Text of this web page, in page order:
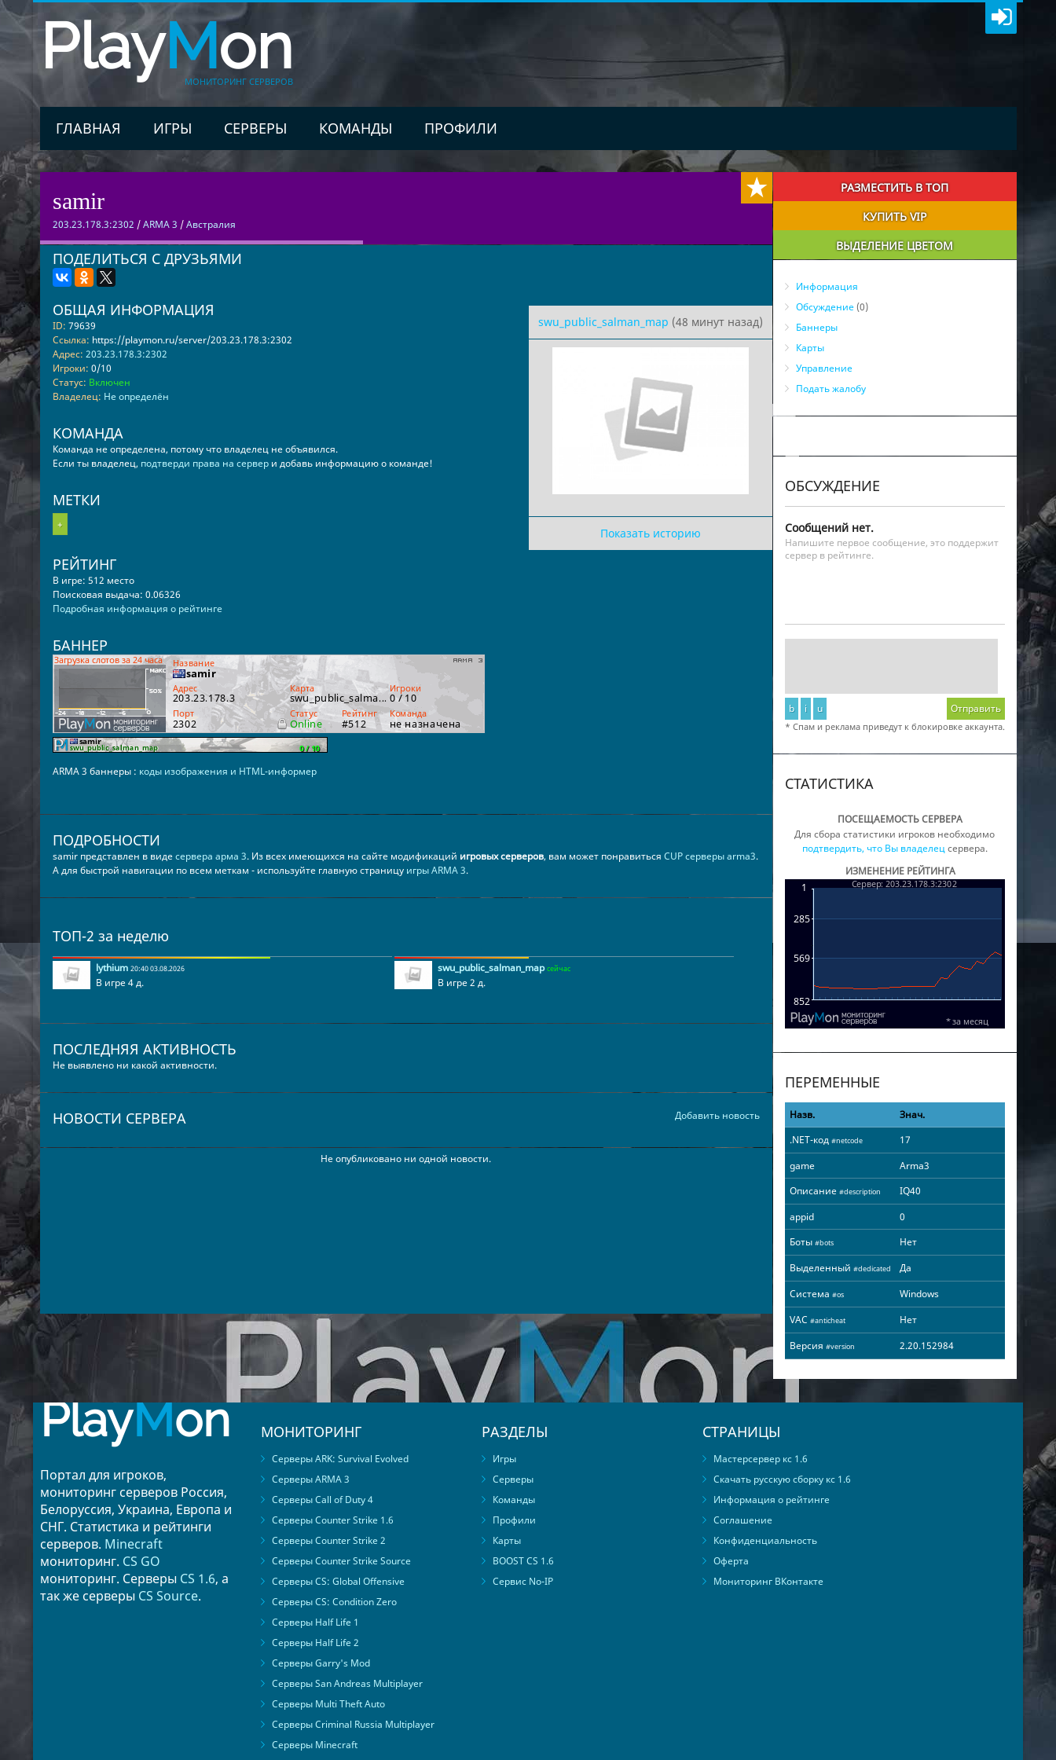
PlayMon
МОНИТОРИНГ СЕРВЕРОВ
ГЛАВНАЯ ИГРЫ СЕРВЕРЫ КОМАНДЫ ПРОФИЛИ
samir
203.23.178.3:2302 /ARMA 3 /Австралия
ПОДЕЛИТЬСЯ С ДРУЗЬЯМИ
swu_public_salman_map (48 минут назад)
Показать историю
ОБЩАЯ ИНФОРМАЦИЯ
ID: 79639
Ссылка: https://playmon.ru/server/203.23.178.3:2302
Адрес: 203.23.178.3:2302
Игроки: 0/10
Статус: Включен
Владелец: Не определён
КОМАНДА
Команда не определена, потому что владелец не объявился.
Если ты владелец, подтверди права на сервери добавь информацию о команде!
МЕТКИ
+
РЕЙТИНГ
В игре: 512 место
Поисковая выдача: 0.06326
Подробная информация о рейтинге
БАННЕР
ARMA 3 баннеры : коды изображения и HTML-информер
ПОДРОБНОСТИ
samir представлен в видесервера арма 3. Из всех имеющихся на сайте модификаций игровых серверов, вам может понравиться CUP серверы arma3.
А для быстрой навигации по всем меткам - используйте главную страницу игры ARMA 3.
ТОП-2 за неделю
lythium 20:40 03.08.2026
В игре 4 д.
swu_public_salman_map сейчас
В игре 2 д.
ПОСЛЕДНЯЯ АКТИВНОСТЬ
Не выявлено ни какой активности.
Добавить новость
НОВОСТИ СЕРВЕРА
Не опубликовано ни одной новости.
РАЗМЕСТИТЬ В ТОП
КУПИТЬ VIP
ВЫДЕЛЕНИЕ ЦВЕТОМ
Информация
Обсуждение(0)
Баннеры
Карты
Управление
Подать жалобу
ОБСУЖДЕНИЕ
Сообщений нет.
Напишите первое сообщение, это поддержит
сервер в рейтинге.
b i u Отправить
* Спам и реклама приведут к блокировке аккаунта.
СТАТИСТИКА
ПОСЕЩАЕМОСТЬ СЕРВЕРА
Для сбора статистики игроков необходимо
подтвердить, что Вы владелецсервера.
ИЗМЕНЕНИЕ РЕЙТИНГА
ПЕРЕМЕННЫЕ
Назв.
Знач.
.NET-код #netcode
17
game
Arma3
Описание #description
IQ40
appid
0
Боты #bots
Нет
Выделенный #dedicated
Да
Система #os
Windows
VAC #anticheat
Нет
Версия #version 2.20.152984
PlayMon
Портал для игроков,
мониторинг серверов Россия,
Белоруссия, Украина, Европа и
СНГ. Статистика и рейтинги
серверов. Minecraft
мониторинг. CS GO
мониторинг. Серверы CS 1.6, а
так же серверы CS Source.
МОНИТОРИНГ
Серверы ARK: Survival Evolved
Серверы ARMA 3
Серверы Call of Duty 4
Серверы Counter Strike 1.6
Серверы Counter Strike 2
Серверы Counter Strike Source
Серверы CS: Global Offensive
Серверы CS: Condition Zero
Серверы Half Life 1
Серверы Half Life 2
Серверы Garry's Mod
Серверы San Andreas Multiplayer
Серверы Multi Theft Auto
Серверы Criminal Russia Multiplayer
Серверы Minecraft
РАЗДЕЛЫ
Игры
Серверы
Команды
Профили
Карты
BOOST CS 1.6
Сервис No-IP
СТРАНИЦЫ
Мастерсервер кс 1.6
Скачать русскую сборку кс 1.6
Информация о рейтинге
Соглашение
Конфиденциальность
Оферта
Мониторинг ВКонтакте